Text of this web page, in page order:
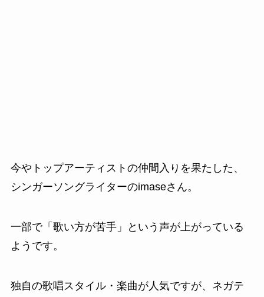
今やトップアーティストの仲間入りを果たした、
シンガーソングライターのimaseさん。
一部で「歌い方が苦手」という声が上がっている
ようです。
独自の歌唱スタイル・楽曲が人気ですが、ネガテ